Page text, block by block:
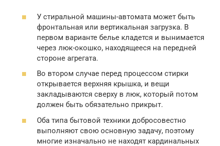
У стиральной машины-автомата может быть
фронтальная или вертикальная загрузка. В
первом варианте белье кладется и вынимается
через люк-окошко, находящееся на передней
стороне агрегата.
Во втором случае перед процессом стирки
открывается верхняя крышка, и вещи
закладываются сверху в люк, который потом
должен быть обязательно прикрыт.
Оба типа бытовой техники добросовестно
выполняют свою основную задачу, поэтому
многие изначально не находят кардинальных